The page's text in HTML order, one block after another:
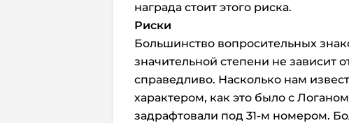
награда стоит этого риска.
Риски
Большинство вопросительных
значительной степени не зависит
справедливо. Насколько нам
характером, как это было с
задрафтовали под 31-м номером.